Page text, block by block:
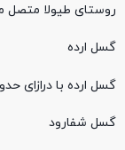
روستای طیولا متصل
گسل ارده
گسل ارده با درازای حدود ۱۵ کیلومتر در جنوب باختر طالش قرار
گسل شفارود